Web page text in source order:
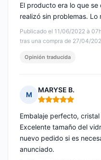
Publicado el 11/06/2022 à
tras una compra de 27/04/
El producto era lo que
realizó sin problemas. Lo
Opinión traducida
M
MARYSE B.
Nota: 5 de 5
Embalaje perfecto,
Excelente tamaño del
nuevo pedido si es
anunciado.